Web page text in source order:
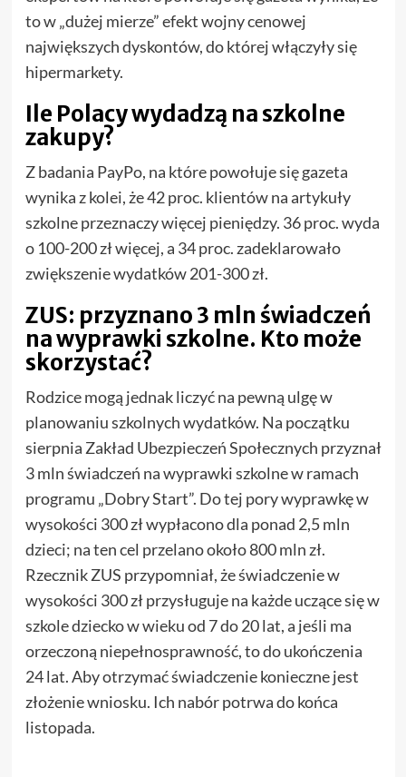
to w „dużej mierze” efekt wojny cenowej
największych dyskontów, do której włączyły się
hipermarkety.
Ile Polacy wydadzą na szkolne
zakupy?
Z badania PayPo, na które powołuje się gazeta
wynika z kolei, że 42 proc. klientów na artykuły
szkolne przeznaczy więcej pieniędzy. 36 proc. wyda
o 100-200 zł więcej, a 34 proc. zadeklarowało
zwiększenie wydatków 201-300 zł.
ZUS: przyznano 3 mln świadczeń
na wyprawki szkolne. Kto może
skorzystać?
Rodzice mogą jednak liczyć na pewną ulgę w
planowaniu szkolnych wydatków. Na początku
sierpnia Zakład Ubezpieczeń Społecznych przyznał
3 mln świadczeń na wyprawki szkolne w ramach
programu „Dobry Start”. Do tej pory wyprawkę w
wysokości 300 zł wypłacono dla ponad 2,5 mln
dzieci; na ten cel przelano około 800 mln zł.
Rzecznik ZUS przypomniał, że świadczenie w
wysokości 300 zł przysługuje na każde uczące się w
szkole dziecko w wieku od 7 do 20 lat, a jeśli ma
orzeczoną niepełnosprawność, to do ukończenia
24 lat. Aby otrzymać świadczenie konieczne jest
złożenie wniosku. Ich nabór potrwa do końca
listopada.